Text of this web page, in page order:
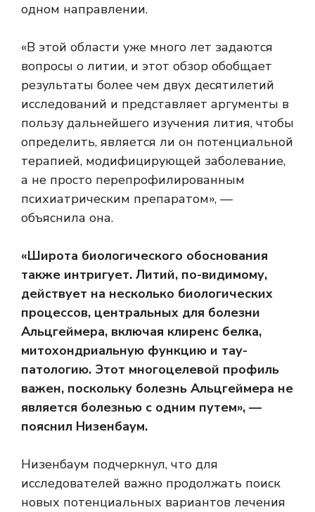
одном направлении.
«В этой области уже много лет задаются
вопросы о литии, и этот обзор обобщает
результаты более чем двух десятилетий
исследований и представляет аргументы в
пользу дальнейшего изучения лития, чтобы
определить, является ли он потенциальной
терапией, модифицирующей заболевание,
а не просто перепрофилированным
психиатрическим препаратом», —
объяснила она.
«Широта биологического обоснования
также интригует. Литий, по-видимому,
действует на несколько биологических
процессов, центральных для болезни
Альцгеймера, включая клиренс белка,
митохондриальную функцию и тау-
патологию. Этот многоцелевой профиль
важен, поскольку болезнь Альцгеймера не
является болезнью с одним путем», —
пояснил Низенбаум.
Низенбаум подчеркнул, что для
исследователей важно продолжать поиск
новых потенциальных вариантов лечения